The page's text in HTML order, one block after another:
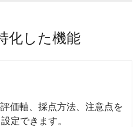
化した機能
価軸、採点方法、注意点を
定できます。